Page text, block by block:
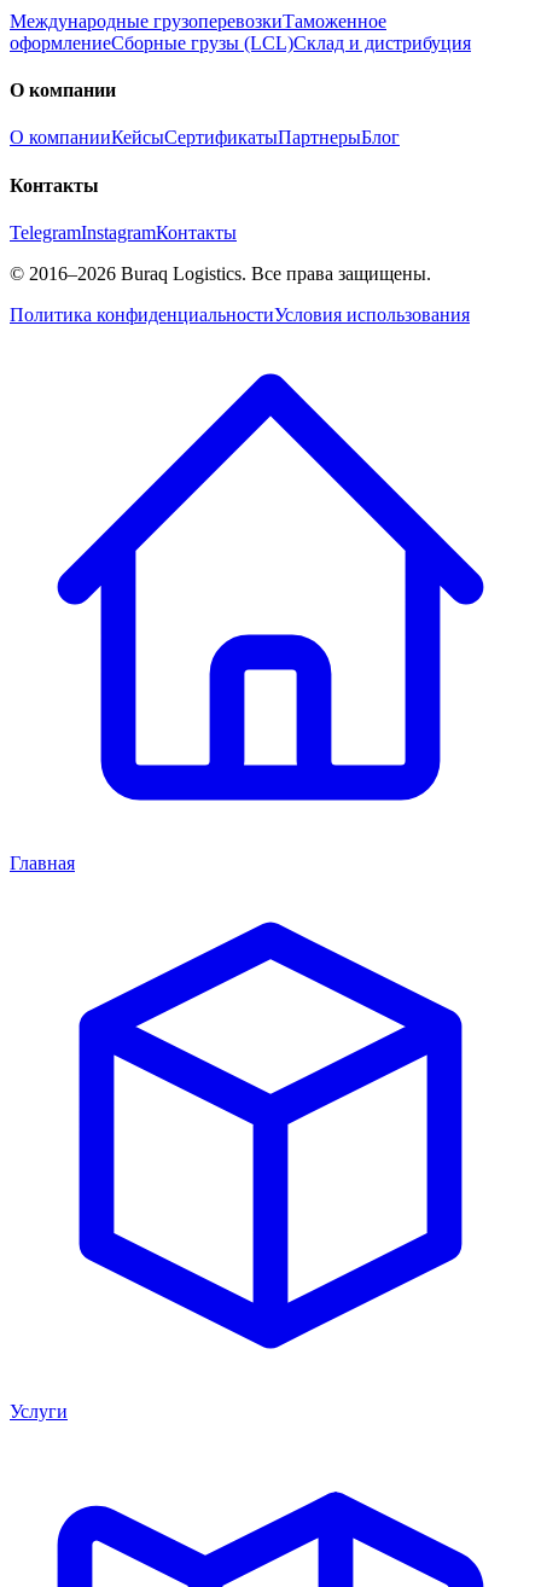
Международные грузоперевозкиТаможенное
оформлениеСборные грузы (LCL)Склад и дистрибуция
О компании
О компанииКейсыСертификатыПартнерыБлог
Контакты
TelegramInstagramКонтакты
© 2016–2026 Buraq Logistics. Все права защищены.
Политика конфиденциальностиУсловия использования
Главная
Услуги